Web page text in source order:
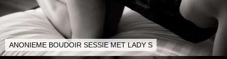
ANONIEME BOUDOIR SESSIE MET LADY S